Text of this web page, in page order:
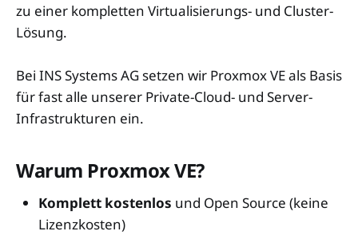
zu einer kompletten Virtualisierungs- und Cluster-
Lösung.
Bei INS Systems AG setzen wir Proxmox VE als Basis
für fast alle unserer Private-Cloud- und Server-
Infrastrukturen ein.
Warum Proxmox VE?
Komplett kostenlos und Open Source (keine
Lizenzkosten)